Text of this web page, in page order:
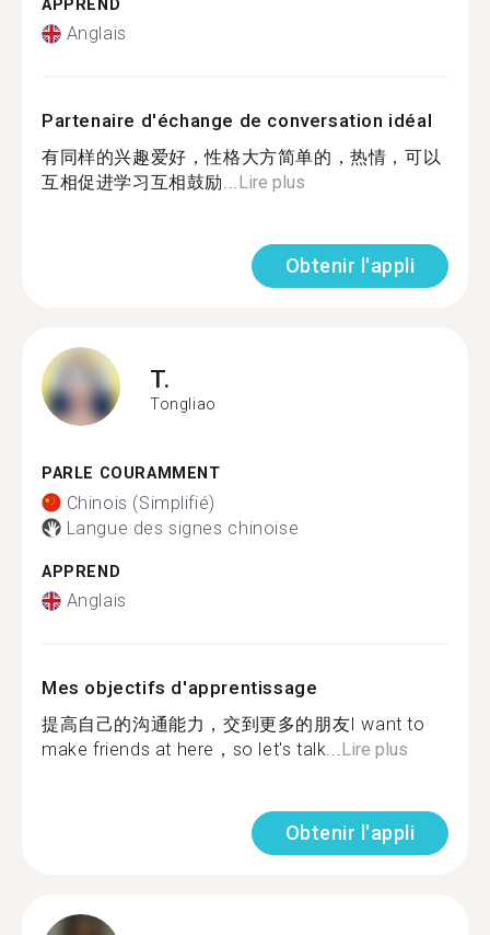
APPREND
Anglais
Partenaire d'échange de conversation idéal
有同样的兴趣爱好，性格大方简单的，热情，可以
互相促进学习互相鼓励...Lire plus
Obtenir l'appli
T.
Tongliao
PARLE COURAMMENT
Chinois (Simplifié)
Langue des signes chinoise
APPREND
Anglais
Mes objectifs d'apprentissage
提高自己的沟通能力，交到更多的朋友I want to
make friends at here，so let's talk...Lire plus
Obtenir l'appli